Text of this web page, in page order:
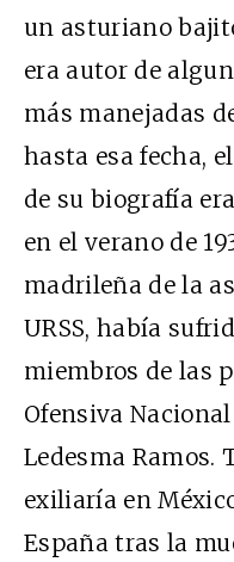
un asturiano
era autor de
más manejadas
hasta esa fecha,
de su biografía
en el verano de
madrileña de la
URSS, había
miembros de las
Ofensiva
Ledesma Ramos.
exiliaría en
España tras la